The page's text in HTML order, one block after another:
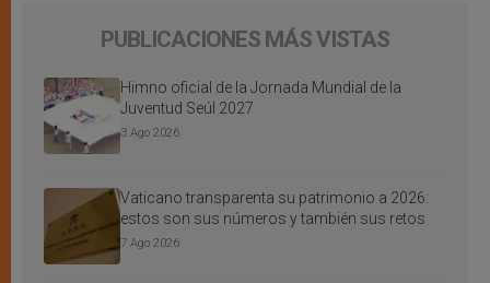
PUBLICACIONES MÁS VISTAS
Himno oficial de la Jornada Mundial de la
Juventud Seúl 2027
3 Ago 2026
Vaticano transparenta su patrimonio a 2026:
estos son sus números y también sus retos
7 Ago 2026